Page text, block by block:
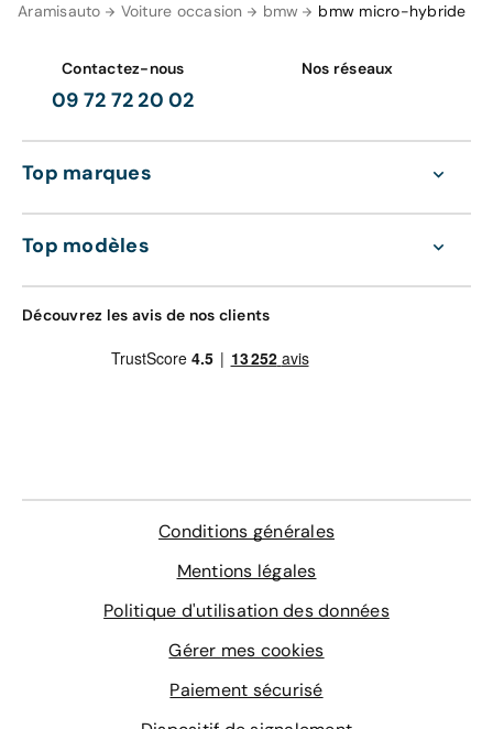
Aramisauto Voiture occasion bmw bmw micro-hybride
Contactez-nous
09 72 72 20 02
Nos réseaux
Top marques
Top modèles
Découvrez les avis de nos clients
Conditions générales
Mentions légales
Politique d'utilisation des données
Gérer mes cookies
Paiement sécurisé